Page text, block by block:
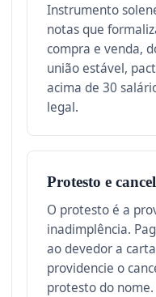
Instrumento
notas que
compra e venda,
união estável,
acima de 30
legal.
Protesto e
O protesto é a
inadimplência.
ao devedor a
providencie o
protesto do nome.